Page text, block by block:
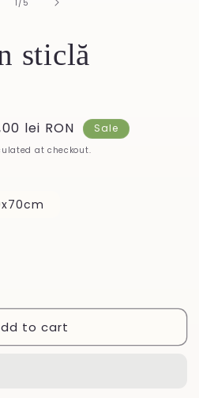
1 / 5
sticlă
lei RON Sale
at checkout.
to cart